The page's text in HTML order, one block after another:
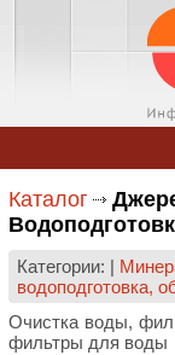
Каталог
Категории: |
водоподготовка,
Очистка воды,
фильтры для воды